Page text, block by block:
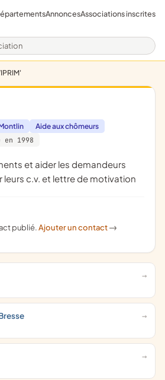
AnnoncesAssociations inscrites
Aide aux chômeurs
en 1998
leurs c.v. et lettre de motivation
publié.Ajouter un contact ->